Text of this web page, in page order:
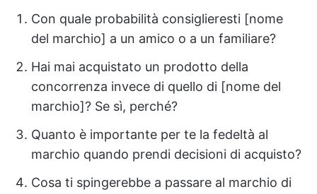
Con quale probabilità consiglieresti [nome
del marchio] a un amico o a un familiare?
Hai mai acquistato un prodotto della
concorrenza invece di quello di [nome del
marchio]? Se sì, perché?
Quanto è importante per te la fedeltà al
marchio quando prendi decisioni di acquisto?
Cosa ti spingerebbe a passare al marchio di